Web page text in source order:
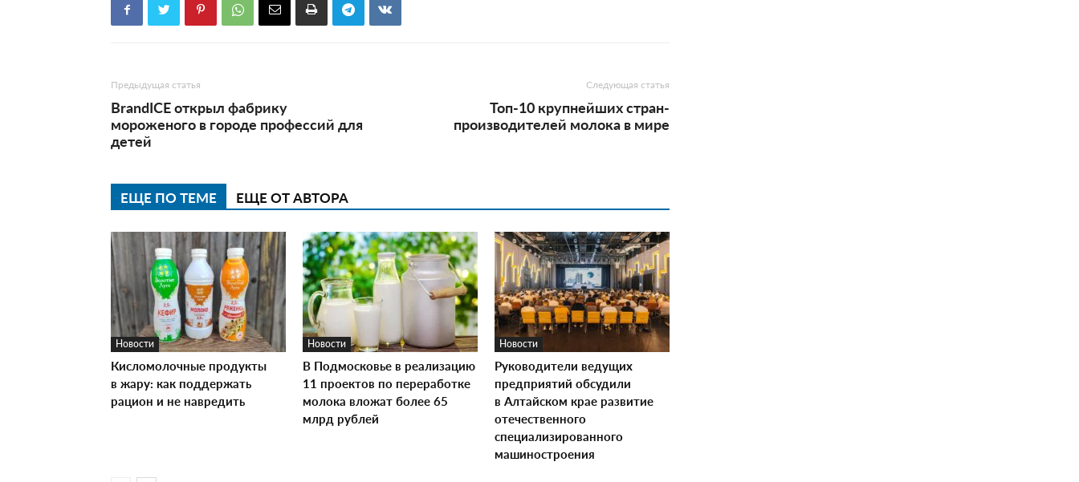
Предыдущая статья
BrandICE открыл фабрику
мороженого в городе профессий для
детей
Следующая статья
Топ-10 крупнейших стран-
производителей молока в мире
ЕЩЕ ПО ТЕМЕ ЕЩЕ ОТ АВТОРА
Новости
Кисломолочные продукты
в жару: как поддержать
рацион и не навредить
Новости
В Подмосковье в реализацию
11 проектов по переработке
молока вложат более 65
млрд рублей
Новости
Руководители ведущих
предприятий обсудили
в Алтайском крае развитие
отечественного
специализированного
машиностроения